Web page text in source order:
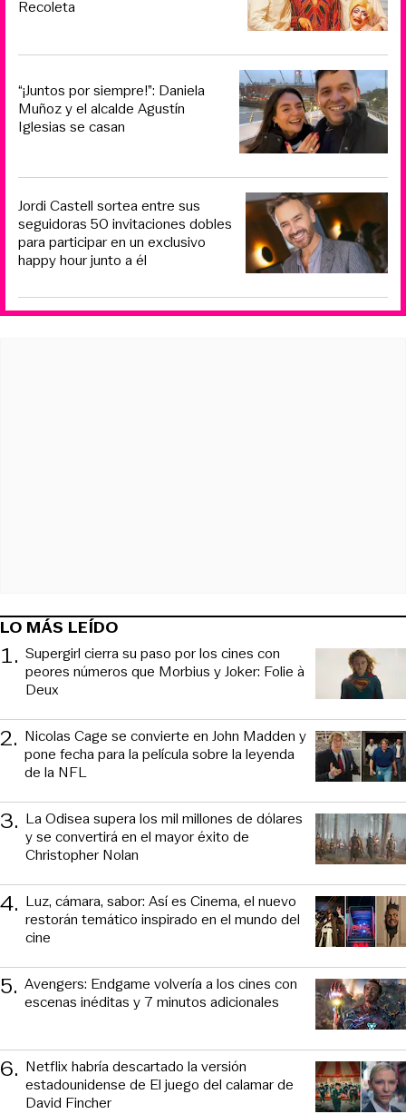
Recoleta
“¡Juntos por siempre!”: Daniela
Muñoz y el alcalde Agustín
Iglesias se casan
Jordi Castell sortea entre sus
seguidoras 50 invitaciones dobles
para participar en un exclusivo
happy hour junto a él
LO MÁS LEÍDO
1. Supergirl cierra su paso por los cines con
peores números que Morbius y Joker: Folie à
Deux
2. Nicolas Cage se convierte en John Madden y
pone fecha para la película sobre la leyenda
de la NFL
3. La Odisea supera los mil millones de dólares
y se convertirá en el mayor éxito de
Christopher Nolan
4. Luz, cámara, sabor: Así es Cinema, el nuevo
restorán temático inspirado en el mundo del
cine
5. Avengers: Endgame volvería a los cines con
escenas inéditas y 7 minutos adicionales
6. Netflix habría descartado la versión
estadounidense de El juego del calamar de
David Fincher